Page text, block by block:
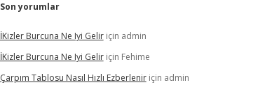
Son yorumlar
İKizler Burcuna Ne Iyi Geliriçin admin
İKizler Burcuna Ne Iyi Geliriçin Fehime
Çarpım Tablosu Nasıl Hızlı Ezberleniriçin admin